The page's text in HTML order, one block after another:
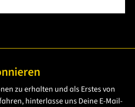
zu erhalten und als Erstes von
hinterlasse uns Deine E-Mail-